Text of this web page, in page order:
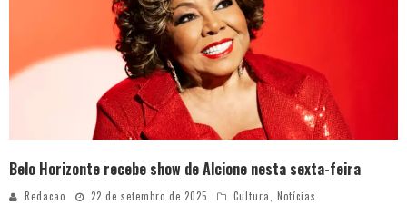
Belo Horizonte recebe show de Alcione nesta sexta-feira
Redacao 22 de setembro de 2025 Cultura, Notícias